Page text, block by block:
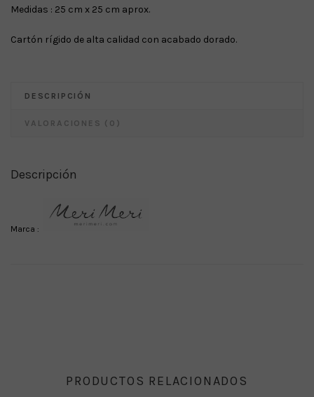
Medidas : 25 cm x 25 cm aprox.
Cartón rígido de alta calidad con acabado dorado.
DESCRIPCIÓN
VALORACIONES (0)
Descripción
Marca :
PRODUCTOS RELACIONADOS